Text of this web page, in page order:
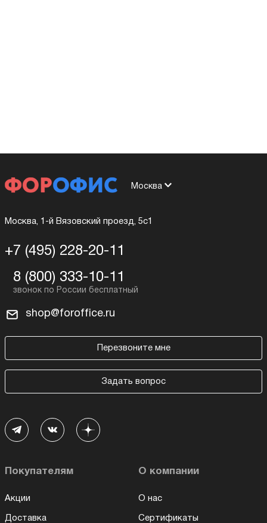
Москва
Москва, 1-й Вязовский проезд, 5с1
+7 (495) 228-20-11
8 (800) 333-10-11
shop@foroffice.ru
Перезвоните мне
Задать вопрос
Покупателям
Акции
Доставка
О компании
О нас
Сертификаты